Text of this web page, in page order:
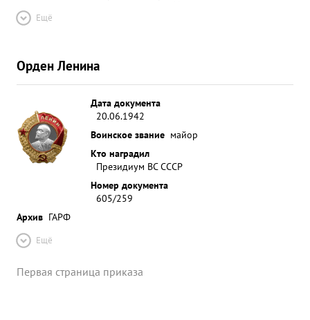
Ещё
Орден Ленина
Дата документа
20.06.1942
Воинское звание майор
Кто наградил
Президиум ВС СССР
Номер документа
605/259
Архив ГАРФ
Ещё
Первая страница приказа